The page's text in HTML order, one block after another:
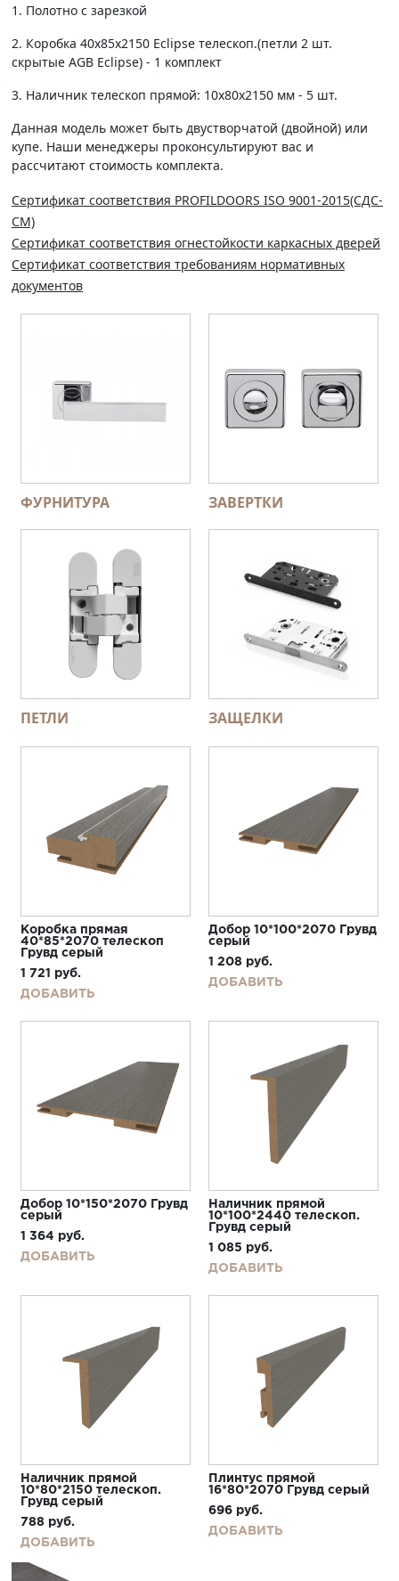
1. Полотно c зарезкой
2. Коробка 40х85х2150 Eclipse телескоп.(петли 2 шт.
скрытые AGB Eclipse) - 1 комплект
3. Наличник телескоп прямой: 10х80х2150 мм - 5 шт.
Данная модель может быть двустворчатой (двойной) или
купе. Наши менеджеры проконсультируют вас и
рассчитают стоимость комплекта.
Сертификат соответствия PROFILDOORS ISO 9001-2015(СДС-
СМ)
Сертификат соответствия огнестойкости каркасных дверей
Сертификат соответствия требованиям нормативных
документов
ФУРНИТУРА ЗАВЕРТКИ
ПЕТЛИ ЗАЩЕЛКИ
Коробка прямая
40*85*2070 телескоп
Грувд серый
1 721
руб.
ДОБАВИТЬ
Добор 10*100*2070 Грувд
серый
1 208 руб.
ДОБАВИТЬ
Добор 10*150*2070 Грувд
серый
1 364 руб.
ДОБАВИТЬ
Наличник прямой
10*100*2440 телескоп.
Грувд серый
1 085 руб.
ДОБАВИТЬ
Наличник прямой
10*80*2150 телескоп.
Грувд серый
788 руб.
ДОБАВИТЬ
Плинтус прямой
16*80*2070 Грувд серый
696 руб.
ДОБАВИТЬ